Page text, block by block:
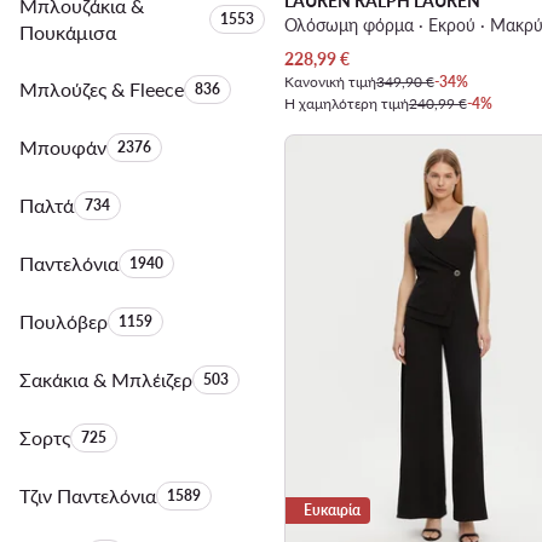
Μπλουζάκια &
Πουκάμισα
Αριθμός προϊόντων:
1553
Μπλούζες & FleeceΑριθμός προϊόντων:
836
ΜπουφάνΑριθμός προϊόντων:
2376
ΠαλτάΑριθμός προϊόντων:
734
ΠαντελόνιαΑριθμός προϊόντων:
1940
ΠουλόβερΑριθμός προϊόντων:
1159
Σακάκια & ΜπλέιζερΑριθμός προϊόντων:
503
ΣορτςΑριθμός προϊόντων:
725
Τζιν ΠαντελόνιαΑριθμός προϊόντων:
1589
Ολόσωμη φόρμα · Εκρού · Μακρύ
Τρέχουσα τιμή
228,99€
Κανονική τιμή349,90 €-34%
Η χαμηλότερη τιμή240,99 €-4%
Ευκαιρία